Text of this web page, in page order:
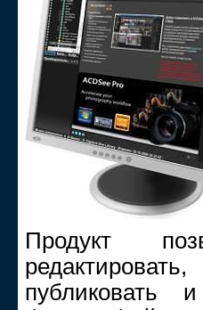
Продукт
публиковать